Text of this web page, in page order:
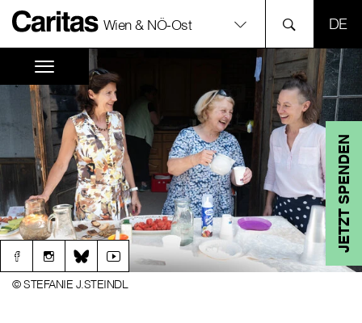
Wien & NÖ-Ost
JETZT SPENDEN
© STEFANIE J.STEINDL